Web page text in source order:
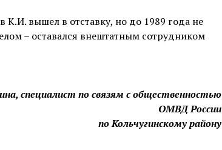
К.И. вышел в отставку, но до 1989 года не
– оставался внештатным сотрудником
специалист по связям с общественностью
ОМВД России
по Кольчугинскому району